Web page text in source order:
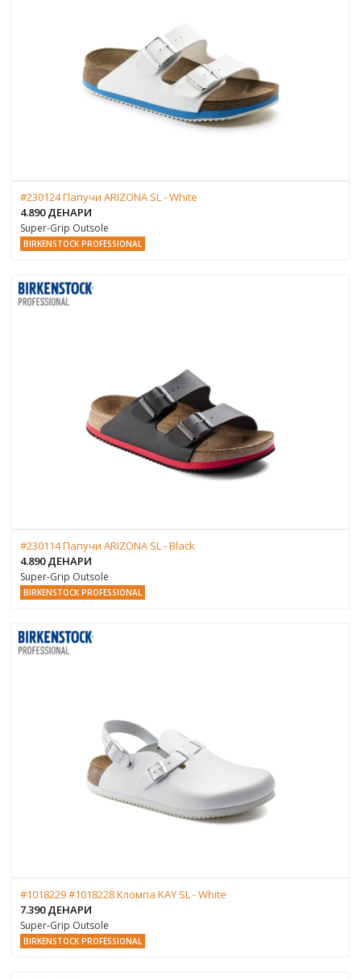
#230124 Папучи ARIZONA SL - White
4.890 ДЕНАРИ
Super-Grip Outsole
BIRKENSTOCK PROFESSIONAL
#230114 Папучи ARIZONA SL - Black
4.890 ДЕНАРИ
Super-Grip Outsole
BIRKENSTOCK PROFESSIONAL
#1018229 #1018228 Кломпа KAY SL - White
7.390 ДЕНАРИ
Super-Grip Outsole
BIRKENSTOCK PROFESSIONAL